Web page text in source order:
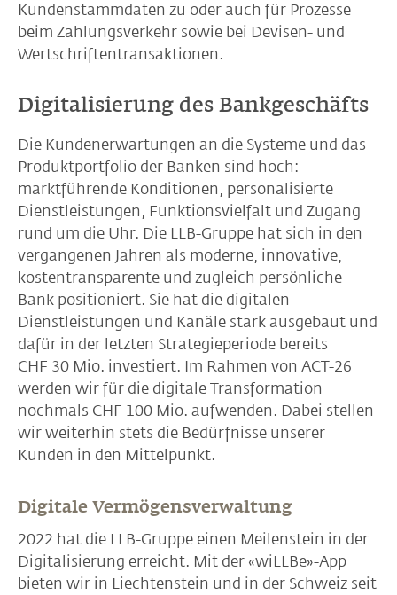
Kundenstammdaten zu oder auch für Prozesse
beim Zahlungsverkehr sowie bei Devisen- und
Wertschriftentransaktionen.
Digitalisierung des Bankgeschäfts
Die Kundenerwartungen an die Systeme und das
Produktportfolio der Banken sind hoch:
marktführende Konditionen, personalisierte
Dienstleistungen, Funktionsvielfalt und Zugang
rund um die Uhr. Die LLB-Gruppe hat sich in den
vergangenen Jahren als moderne, innovative,
kostentransparente und zugleich persönliche
Bank positioniert. Sie hat die digitalen
Dienstleistungen und Kanäle stark ausgebaut und
dafür in der letzten Strategieperiode bereits
CHF 30 Mio. investiert. Im Rahmen von ACT-26
werden wir für die digitale Transformation
nochmals CHF 100 Mio. aufwenden. Dabei stellen
wir weiterhin stets die Bedürfnisse unserer
Kunden in den Mittelpunkt.
Digitale Vermögensverwaltung
2022 hat die LLB-Gruppe einen Meilenstein in der
Digitalisierung erreicht. Mit der «wiLLBe»-App
bieten wir in Liechtenstein und in der Schweiz seit